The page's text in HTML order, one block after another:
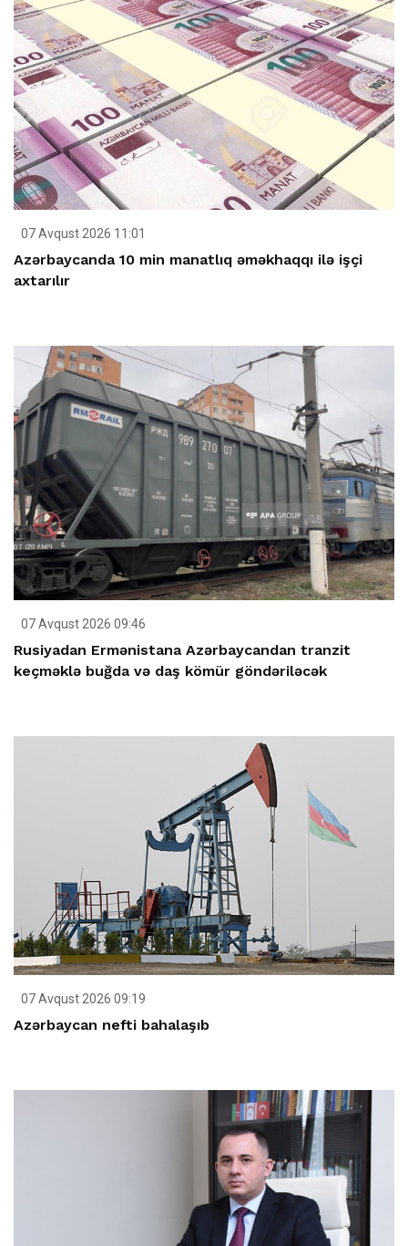
07 Avqust 2026 11:01
Azərbaycanda 10 min manatlıq əməkhaqqı ilə işçi
axtarılır
07 Avqust 2026 09:46
Rusiyadan Ermənistana Azərbaycandan tranzit
keçməklə buğda və daş kömür göndəriləcək
07 Avqust 2026 09:19
Azərbaycan nefti bahalaşıb